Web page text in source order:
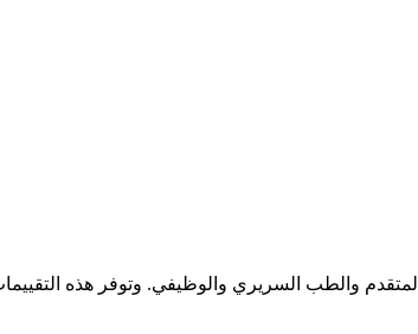
والطب السريري والوظيفي. وتوفر هذه